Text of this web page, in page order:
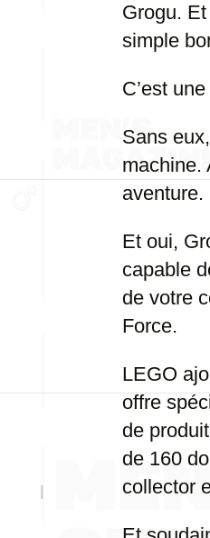
Grogu. Et
simple
C’est
Sans
machine.
aventure.
Et oui,
capable
de votre
Force.
LEGO
offre
de
de 160
collector